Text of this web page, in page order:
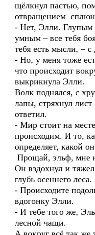
щёлкнул пастью,
отвращением
- Нет, Элли. Глупым
умным – все тебя
тебя есть мысли, – с
- Но, у меня тоже
что происходит
выкрикнула Элли.
Волк поднялся, с
лапы, стряхнул лист
ответил.
- Мир стоит на
происходим. И то,
определяет, какой
Прощай, эльф, мне
Он вздохнул и
глубь осеннего леса.
- Происходите
вдогонку Элли.
- И тебе того же,
лесной чащи.